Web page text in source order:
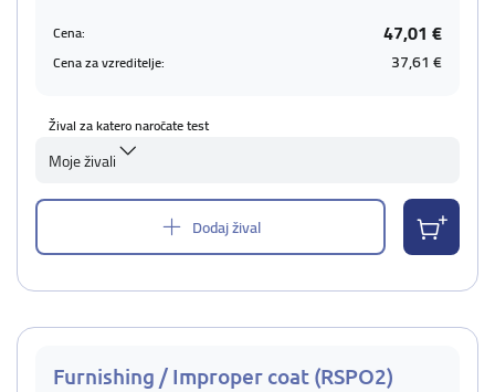
Cena: 47,01 €
Cena za vzreditelje: 37,61 €
Žival za katero naročate test
Moje živali
Dodaj žival
Furnishing / Improper coat (RSPO2)